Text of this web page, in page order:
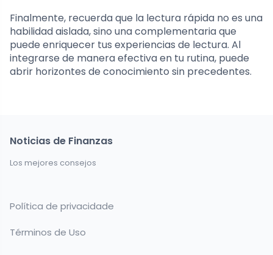
Finalmente, recuerda que la lectura rápida no es una
habilidad aislada, sino una complementaria que
puede enriquecer tus experiencias de lectura. Al
integrarse de manera efectiva en tu rutina, puede
abrir horizontes de conocimiento sin precedentes.
Noticias de Finanzas
Los mejores consejos
Política de privacidade
Términos de Uso